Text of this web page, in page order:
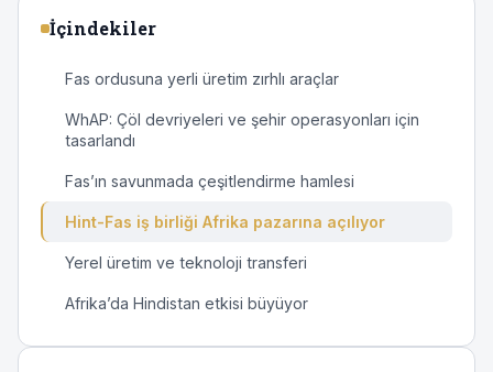
İçindekiler
Fas ordusuna yerli üretim zırhlı araçlar
WhAP: Çöl devriyeleri ve şehir operasyonları için
tasarlandı
Fas’ın savunmada çeşitlendirme hamlesi
Hint-Fas iş birliği Afrika pazarına açılıyor
Yerel üretim ve teknoloji transferi
Afrika’da Hindistan etkisi büyüyor